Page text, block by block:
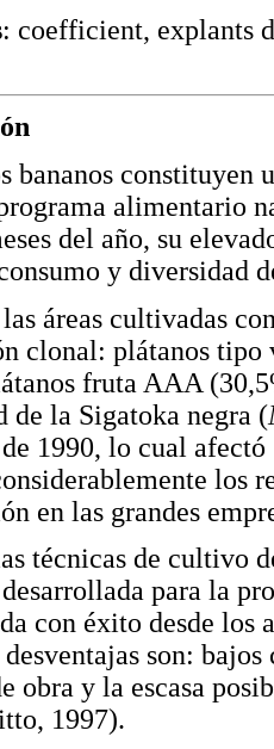
: coefficient, explants
bananos
alimentario
del año, su
y diversidad
áreas cultivadas
clonal: plátanos
fruta AAA
de la Sigatoka negra (
1990, lo cual
los
en las grandes
técnicas de cultivo
para la
con éxito desde los
son:
obra y la escasa
1997).